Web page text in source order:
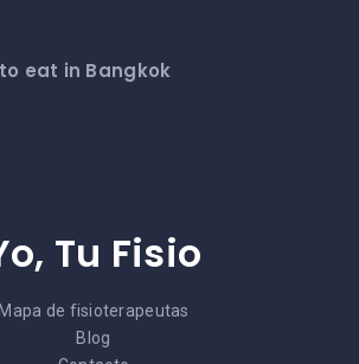
eat in Bangkok
Tu Fisio
Mapa de fisioterapeutas
Blog